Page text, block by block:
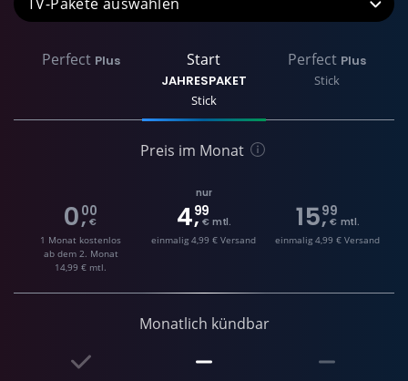
Perfect Plus Start
JAHRESPAKET
Stick
Perfect Plus
Stick
Preis im Monat
0,00
€
1 Monat kostenlos
ab dem 2. Monat
14,99 € mtl.
nur
4,99
€ mtl.
einmalig 4,99 € Versand
15,99
€ mtl.
einmalig 4,99 € Versand
Monatlich kündbar